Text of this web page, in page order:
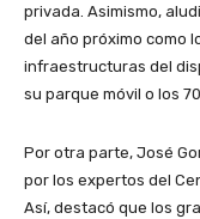
privada. Asimismo,
del año próximo como
infraestructuras del
su parque móvil o los
Por otra parte, José
por los expertos del
Así, destacó que los